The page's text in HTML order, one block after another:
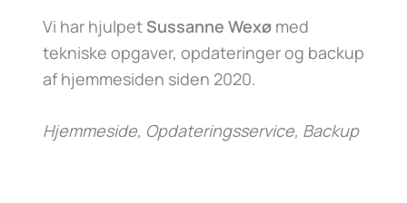
Vi har hjulpet Sussanne Wexø med
tekniske opgaver, opdateringer og backup
af hjemmesiden siden 2020.
Hjemmeside, Opdateringsservice, Backup